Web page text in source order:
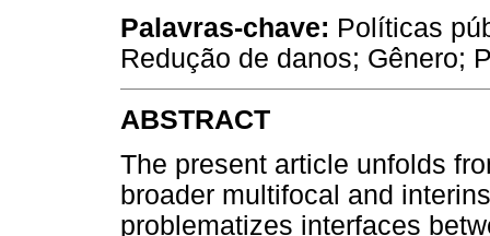
Palavras-chave: Políticas
Redução de danos; Gênero;
ABSTRACT
The present article unfolds
broader multifocal and
problematizes interfaces